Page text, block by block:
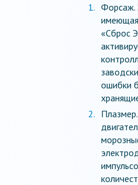
Форсаж.
«Сброс
ошибки